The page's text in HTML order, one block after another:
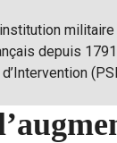
depuis